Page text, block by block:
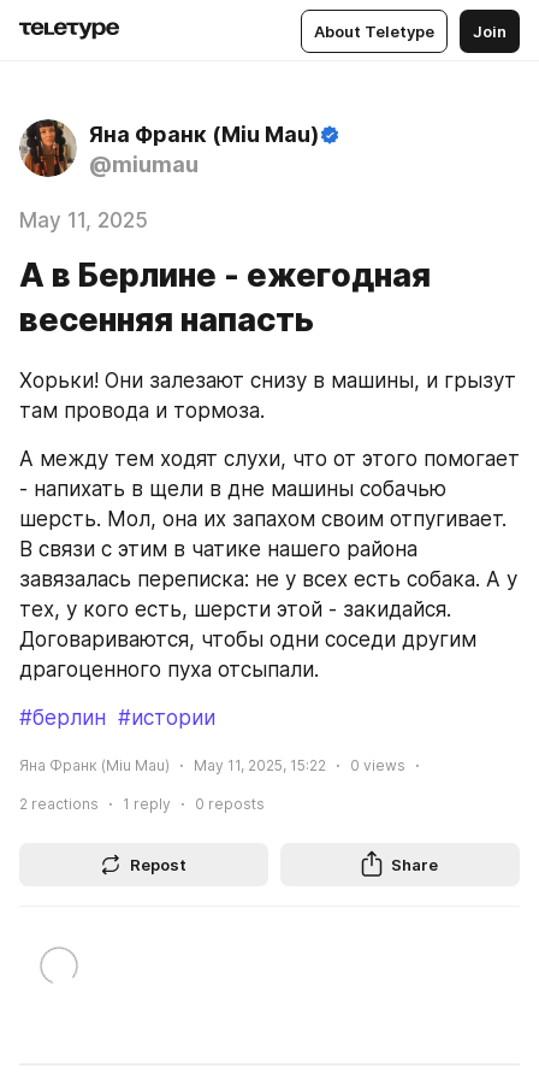
About Teletype Join
Яна Франк (Miu Mau)
@miumau
May 11, 2025
А в Берлине - ежегодная
весенняя напасть
Хорьки! Они залезают снизу в машины, и грызут
там провода и тормоза.
А между тем ходят слухи, что от этого помогает
- напихать в щели в дне машины собачью
шерсть. Мол, она их запахом своим отпугивает.
В связи с этим в чатике нашего района
завязалась переписка: не у всех есть собака. А у
тех, у кого есть, шерсти этой - закидайся.
Договариваются, чтобы одни соседи другим
драгоценного пуха отсыпали.
#берлин #истории
Яна Франк (Miu Mau) May 11, 2025, 15:22 0 views
2 reactions 1 reply 0 reposts
Repost Share